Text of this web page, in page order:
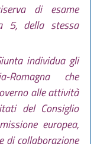
di esame
5, della stessa
individua gli
Romagna che
alle attività
del Consiglio
europea,
di collaborazione